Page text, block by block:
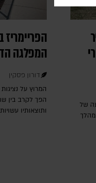
של
המפלגה
דורון פסקין
המרוץ על
הפך לקרב בין
ותוצאותיו